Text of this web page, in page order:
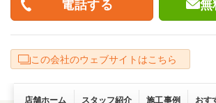
無
この会社のウェブサイトはこちら
店舗ホーム スタッフ紹介 施工事例 おす